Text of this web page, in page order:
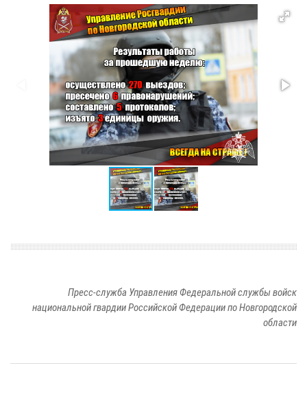
Пресс-служба Управления Федеральной службы войск
национальной гвардии Российской Федерации по Новгородской
области